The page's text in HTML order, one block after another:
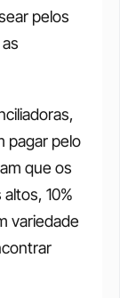
pelos
pagar pelo
que os
10%
variedade